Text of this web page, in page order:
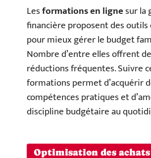
Lesformations en lignesur la
financière proposent des outils
pour mieux gérer le budget
Nombre d’entre elles offrent
réductions fréquentes. Suivre
formations permet d’acquérir
compétences pratiques et
discipline budgétaire au
Optimisation des achats